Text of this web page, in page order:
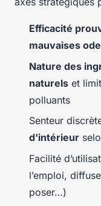
Efficacité
mauvaises
Nature des
naturels et
polluants
Senteur
d'intérieur
Facilité
l’emploi,
poser…)